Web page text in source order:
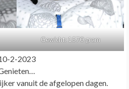
Gewicht: 1570 gram
2-2023
vanuit de afgelopen dagen.